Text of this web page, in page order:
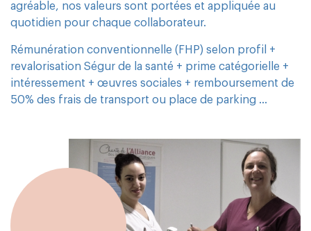
agréable, nos valeurs sont portées et appliquée au
quotidien pour chaque collaborateur.
Rémunération conventionnelle (FHP) selon profil +
revalorisation Ségur de la santé + prime catégorielle +
intéressement + œuvres sociales + remboursement de
50% des frais de transport ou place de parking …